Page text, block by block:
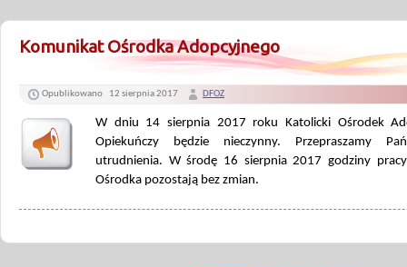
Komunikat Ośrodka Adopcyjnego
Opublikowano 12 sierpnia 2017 DFOZ
W dniu 14 sierpnia 2017 roku Katolicki Ośrodek
Opiekuńczy będzie nieczynny. Przepraszamy
utrudnienia. W środę 16 sierpnia 2017 godziny
Ośrodka pozostają bez zmian.